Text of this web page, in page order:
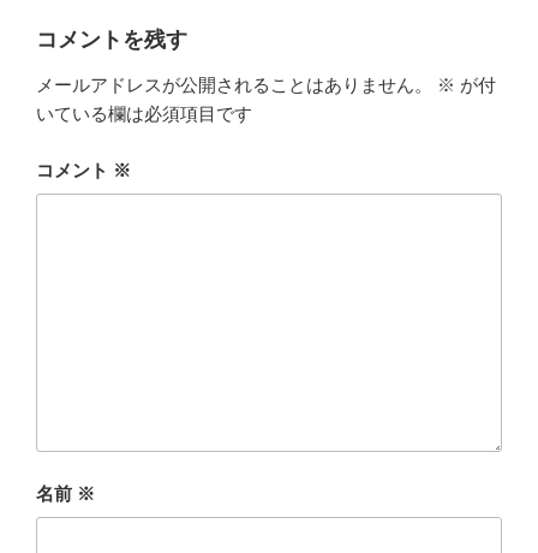
コメントを残す
メールアドレスが公開されることはありません。 ※ が付
いている欄は必須項目です
コメント ※
名前 ※